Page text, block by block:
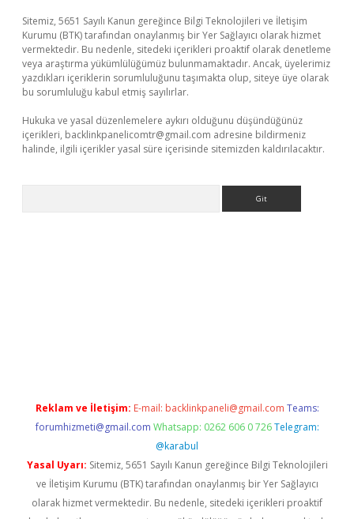
Sitemiz, 5651 Sayılı Kanun gereğince Bilgi Teknolojileri ve İletişim
Kurumu (BTK) tarafından onaylanmış bir Yer Sağlayıcı olarak hizmet
vermektedir. Bu nedenle, sitedeki içerikleri proaktif olarak denetleme
veya araştırma yükümlülüğümüz bulunmamaktadır. Ancak, üyelerimiz
yazdıkları içeriklerin sorumluluğunu taşımakta olup, siteye üye olarak
bu sorumluluğu kabul etmiş sayılırlar.
Hukuka ve yasal düzenlemelere aykırı olduğunu düşündüğünüz
içerikleri, backlinkpanelicomtr@gmail.com adresine bildirmeniz
halinde, ilgili içerikler yasal süre içerisinde sitemizden kaldırılacaktır.
Reklam ve İletişim: E-mail: backlinkpaneli@gmail.com Teams:
forumhizmeti@gmail.com Whatsapp: 0262 606 0 726 Telegram:
@karabul
Yasal Uyarı: Sitemiz, 5651 Sayılı Kanun gereğince Bilgi Teknolojileri
ve İletişim Kurumu (BTK) tarafından onaylanmış bir Yer Sağlayıcı
olarak hizmet vermektedir. Bu nedenle, sitedeki içerikleri proaktif